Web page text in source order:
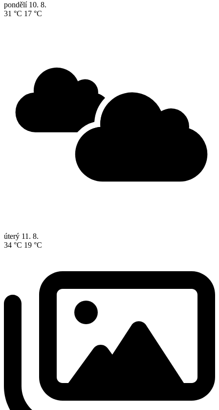
pondělí 10. 8.
31 °C 17 °C
úterý 11. 8.
34 °C 19 °C